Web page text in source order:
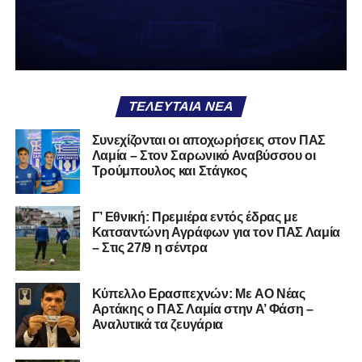
Κιθαιρών
Α.Ε. Μαλεσίνας
Α.Ο. Νέας Αρτάκης
Α.Ε. Προποντίς Χαλκίδας
Ταμυναϊκός Αλιβερίου
Φωκικός
Συνολικά, στην1η φάσητης διοργάνωσης συμμετέχουν
130 ομάδες
φιναλίστ των ΕΠΣ που δήλωσαν συμμετοχή. Οι ομάδες
έχουν χωριστεί σε14 γεωγραφικά γκρουπ, ενώ μετά την
ολοκλήρωση της πρώτης φάσης θα προκύψουν
ομάδεςπου θα συνεχίσουν στη διοργάνωση.
ΤΕΛΕΥΤΑΊΑ ΝΈΑ
Συνεχίζονται οι αποχωρήσεις στον ΠΑΣ
Λαμία – Στον Σαρωνικό Αναβύσσου οι
Τρούμπουλος και Στάγκος
Γ’ Εθνική: Πρεμιέρα εντός έδρας με
Κατσαντώνη Αγράφων για τον ΠΑΣ Λαμία
– Στις 27/9 η σέντρα
Kύπελλο Ερασιτεχνών: Με AO Nέας
Αρτάκης ο ΠΑΣ Λαμία στην Α’ Φάση –
Αναλυτικά τα ζευγάρια